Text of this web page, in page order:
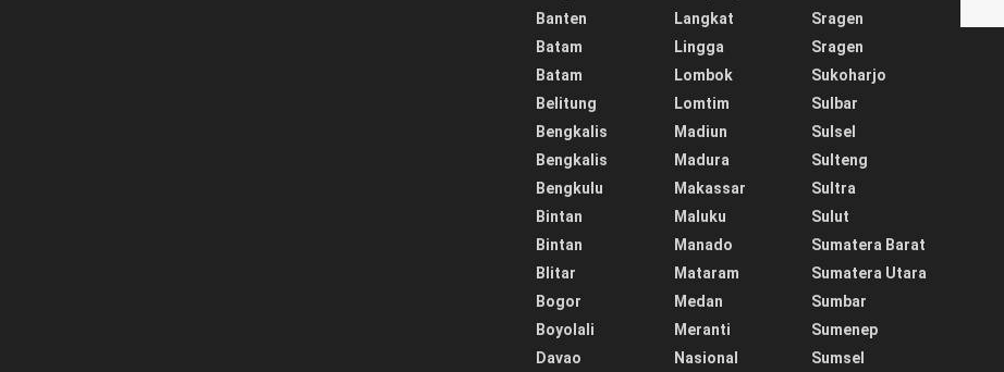
Banten
Batam
Batam
Belitung
Bengkalis
Bengkalis
Bengkulu
Bintan
Bintan
Blitar
Bogor
Boyolali
Davao
Langkat
Lingga
Lombok
Lomtim
Madiun
Madura
Makassar
Maluku
Manado
Mataram
Medan
Meranti
Nasional
Sragen
Sragen
Sukoharjo
Sulbar
Sulsel
Sulteng
Sultra
Sulut
Sumatera Barat
Sumatera Utara
Sumbar
Sumenep
Sumsel